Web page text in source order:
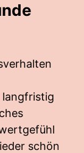
langfristig
schön